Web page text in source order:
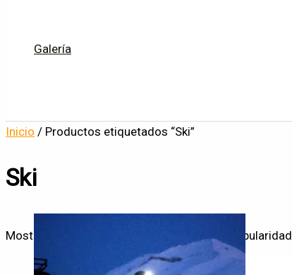
Galería
Inicio / Productos etiquetados “Ski”
Ski
Mostrando los 2 resultados Ordenado por popularidad